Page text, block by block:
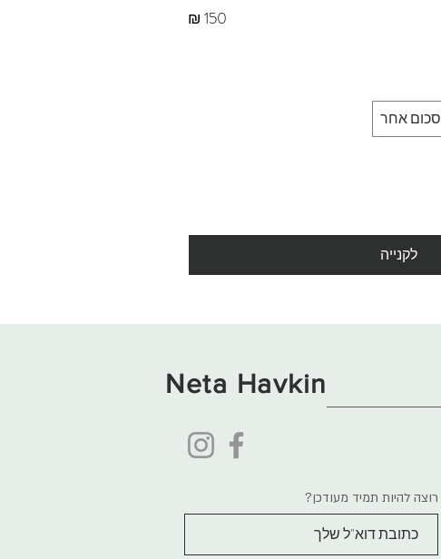
סכום אחר
לקנייה
Neta Havkin
רוצה להיות תמיד מעודכן?